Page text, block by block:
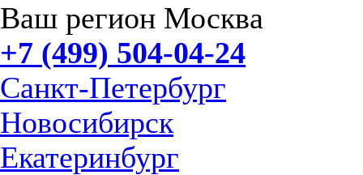
Ваш регион Москва
+7 (499) 504-04-24
Санкт-Петербург
Новосибирск
Екатеринбург